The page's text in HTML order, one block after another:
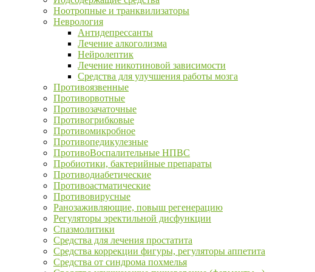
Ноотропные и транквилизаторы
Неврология
Антидепрессанты
Лечение алкоголизма
Нейролептик
Лечение никотиновой зависимости
Средства для улучшения работы мозга
Противоязвенные
Противорвотные
Противозачаточные
Противогрибковые
Противомикробное
Противопедикулезные
ПротивоВоспалительные НПВС
Пробиотики, бактерийные препараты
Противодиабетические
Противоастматические
Противовирусные
Ранозаживляющие, повыш регенерацию
Регуляторы эректильной дисфункции
Спазмолитики
Средства для лечения простатита
Средства коррекции фигуры, регуляторы аппетита
Средства от синдрома похмелья